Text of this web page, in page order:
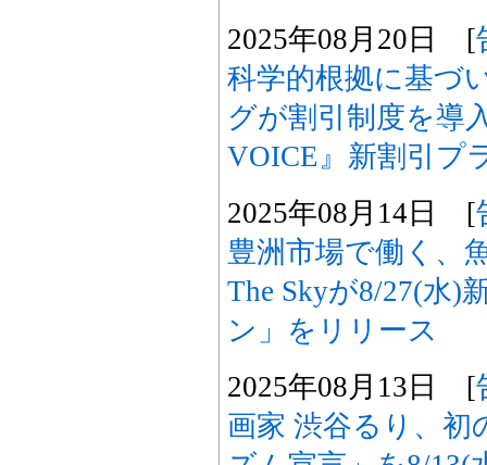
2025年08月20日 [
科学的根拠に基づ
グが割引制度を導
VOICE』新割引プ
2025年08月14日 [
豊洲市場で働く、
The Skyが8/27(水)
ン」をリリース
2025年08月13日 [
画家 渋谷るり、初